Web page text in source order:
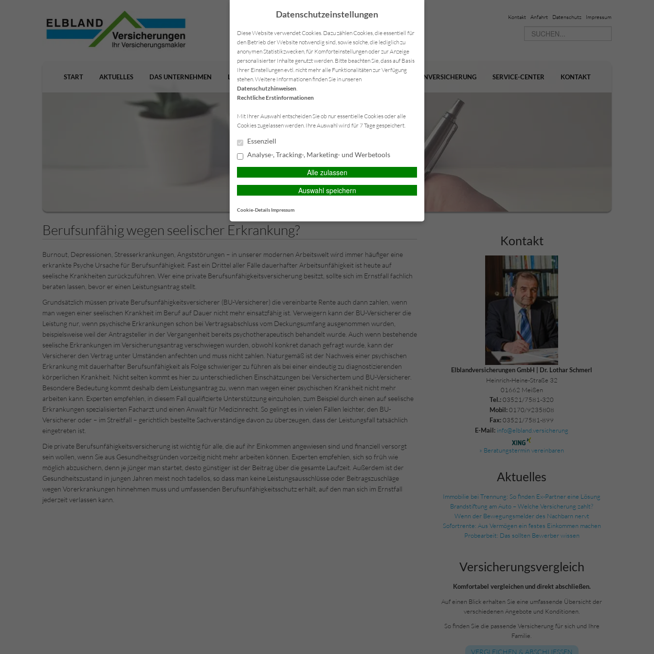
Kontakt Anfahrt Datenschutz Impressum
START AKTUELLES DAS UNTERNEHMEN LEISTUNGEN VERSICHERUNGEN VORSORGE FIRMENVERSICHERUNG SERVICE-CENTER KONTAKT
Berufsunfähig wegen seelischer Erkrankung?
Burnout, Depressionen, Stresserkrankungen, Angststörungen – in unserer modernen Arbeitswelt wird immer häufiger eine
erkrankte Psyche Ursache für Berufsunfähigkeit. Fast ein Drittel aller Fälle dauerhafter Arbeitsunfähigkeit ist heute auf
seelische Krankheiten zurückzuführen. Wer eine private Berufsunfähigkeitsversicherung besitzt, sollte sich im Ernstfall fachlich
beraten lassen, bevor er einen Leistungsantrag stellt.
Grundsätzlich müssen private Berufsunfähigkeitsversicherer (BU-Versicherer) die vereinbarte Rente auch dann zahlen, wenn
man wegen einer seelischen Krankheit im Beruf auf Dauer nicht mehr einsatzfähig ist. Verweigern kann der BU-Versicherer die
Leistung nur, wenn psychische Erkrankungen schon bei Vertragsabschluss vom Deckungsumfang ausgenommen wurden,
beispielsweise weil der Antragsteller in der Vergangenheit bereits psychotherapeutisch behandelt wurde. Auch wenn bestehende
seelische Erkrankungen im Versicherungsantrag verschwiegen wurden, obwohl konkret danach gefragt wurde, kann der
Versicherer den Vertrag unter Umständen anfechten und muss nicht zahlen. Naturgemäß ist der Nachweis einer psychischen
Erkrankung mit dauerhafter Berufsunfähigkeit als Folge schwieriger zu führen als bei einer eindeutig zu diagnostizierenden
körperlichen Krankheit. Nicht selten kommt es hier zu unterschiedlichen Einschätzungen bei Versichertem und BU-Versicherer.
Besondere Bedeutung kommt deshalb dem Leistungsantrag zu, wenn man wegen einer psychischen Krankheit nicht mehr
arbeiten kann. Experten empfehlen, in diesem Fall qualifizierte Unterstützung einzuholen, zum Beispiel durch einen auf seelische
Erkrankungen spezialisierten Facharzt und einen Anwalt für Medizinrecht. So gelingt es in vielen Fällen leichter, den BU-
Versicherer oder – im Streitfall – gerichtlich bestellte Sachverständige davon zu überzeugen, dass der Leistungsfall tatsächlich
eingetreten ist.
Die private Berufsunfähigkeitsversicherung ist wichtig für alle, die auf ihr Einkommen angewiesen sind und finanziell versorgt
sein wollen, wenn Sie aus Gesundheitsgründen vorzeitig nicht mehr arbeiten können. Experten empfehlen, sich so früh wie
möglich abzusichern, denn je jünger man startet, desto günstiger ist der Beitrag über die gesamte Laufzeit. Außerdem ist der
Gesundheitszustand in jungen Jahren meist noch tadellos, so dass man keine Leistungsausschlüsse oder Beitragszuschläge
wegen Vorerkrankungen hinnehmen muss und umfassenden Berufsunfähigkeitsschutz erhält, auf den man sich im Ernstfall
jederzeit verlassen kann.
Kontakt
Elblandversicherungen GmbH | Dr. Lothar Schmerl
Heinrich-Heine-Straße 32
01662 Meißen
Tel.: 03521/7581-320
Mobil:0170/9235808
Fax: 03521/7581-899
E-Mail: info@elbland.versicherung
» Beratungstermin vereinbaren
Aktuelles
Immobilie bei Trennung: So finden Ex-Partner eine Lösung
Brandstiftung am Auto – Welche Versicherung zahlt?
Wenn der Bewegungsmelder des Nachbarn nervt
Sofortrente: Aus Vermögen ein festes Einkommen machen
Probearbeit: Das sollten Bewerber wissen
Versicherungs­vergleich
Komfortabel vergleichen und direkt abschließen.
Auf einen Blick erhalten Sie eine umfassende Übersicht der
verschiedenen Angebote und Konditionen.
So finden Sie die passende Versicherung für sich und Ihre
Familie.
VERGLEICHEN & ABSCHLIESSEN
Datenschutzeinstellungen
Diese Website verwendet Cookies. Dazu zählen Cookies, die essentiell für
den Betrieb der Website notwendig sind, sowie solche, die lediglich zu
anonymen Statistikzwecken, für Komforteinstellungen oder zur Anzeige
personalisierter Inhalte genutzt werden. Bitte beachten Sie, dass auf Basis
Ihrer Einstellungen evtl. nicht mehr alle Funktionalitäten zur Verfügung
stehen. Weitere Informationen finden Sie in unseren
Datenschutzhinweisen.
Rechtliche Erstinformationen
Mit Ihrer Auswahl entscheiden Sie ob nur essentielle Cookies oder alle
Cookies zugelassen werden. Ihre Auswahl wird für 7 Tage gespeichert.
Essenziell
Analyse-, Tracking-, Marketing- und Werbetools
Alle zulassen
Auswahl speichern
Cookie-Details Impressum